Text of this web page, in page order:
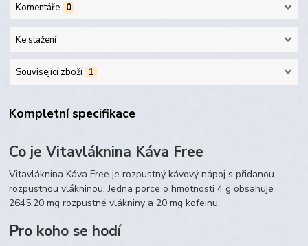
Komentáře 0
Ke stažení
Související zboží 1
Kompletní specifikace
Co je Vitavláknina Káva Free
Vitavláknina Káva Free je rozpustný kávový nápoj s přidanou
rozpustnou vlákninou. Jedna porce o hmotnosti 4 g obsahuje
2645,20 mg rozpustné vlákniny a 20 mg kofeinu.
Pro koho se hodí